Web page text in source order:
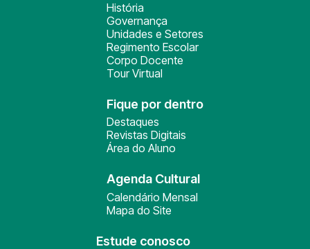
História
Governança
Unidades e Setores
Regimento Escolar
Corpo Docente
Tour Virtual
Fique por dentro
Destaques
Revistas Digitais
Área do Aluno
Agenda Cultural
Calendário Mensal
Mapa do Site
Estude conosco